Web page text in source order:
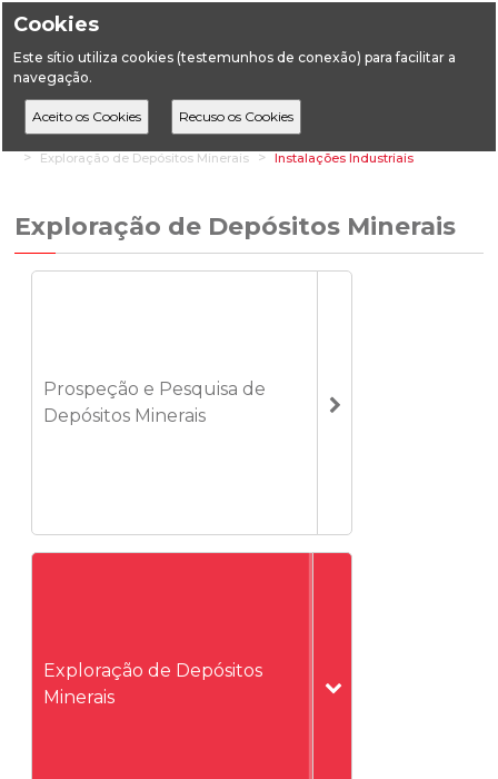
Cookies
Este sítio utiliza cookies (testemunhos de conexão) para facilitar a
navegação.
HomeÁreas Setoriais Geologia
Depósitos Minerais (Minas)
Exploração de Depósitos Minerais
Instalações Industriais
Exploração de Depósitos Minerais
Prospeção e Pesquisa de
Depósitos Minerais
Exploração de Depósitos
Minerais